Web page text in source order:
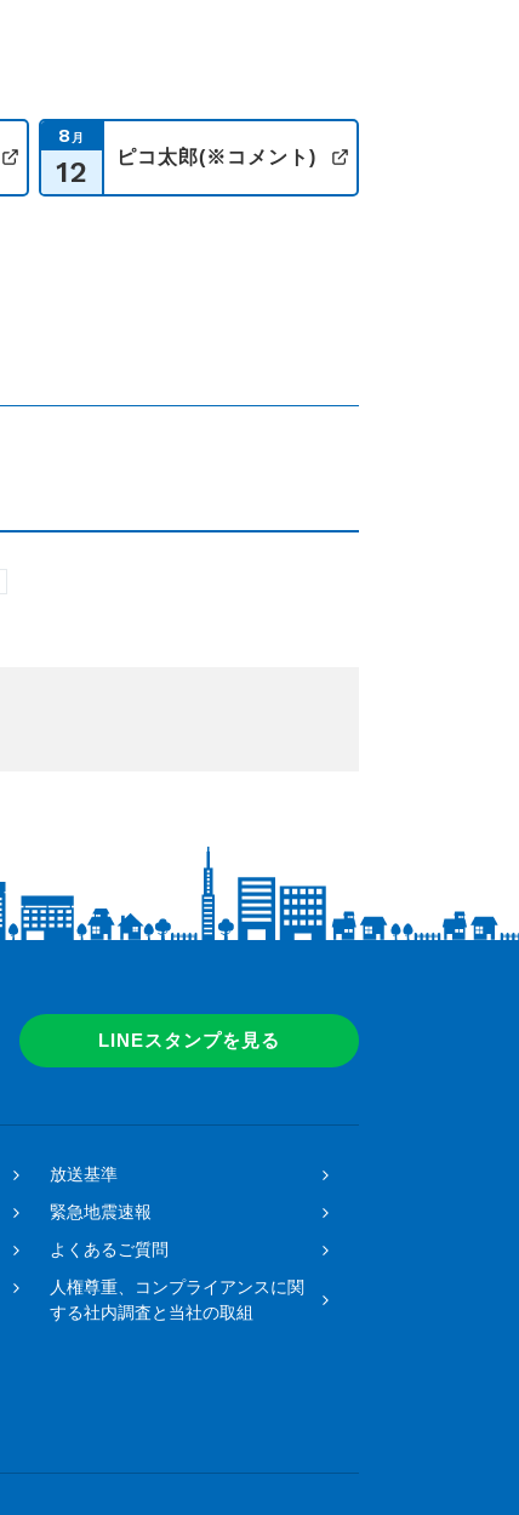
公式サイト
8 月
12
ピコ太郎(※コメント)
LINEスタンプを見る
放送基準
緊急地震速報
よくあるご質問
人権尊重、コンプライアンスに関
する社内調査と当社の取組